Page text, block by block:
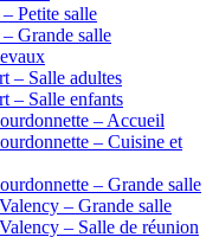
Petite salle
Grande salle
– Salle adultes
– Salle enfants
– Accueil
– Cuisine et
– Grande salle
– Grande salle
– Salle de réunion